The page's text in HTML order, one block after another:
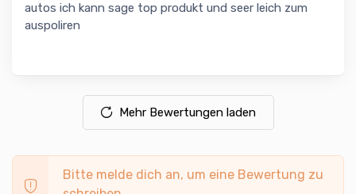
autos ich kann sage top produkt und seer leich zum
auspoliren
Mehr Bewertungen laden
Bitte melde dich an, um eine Bewertung zu